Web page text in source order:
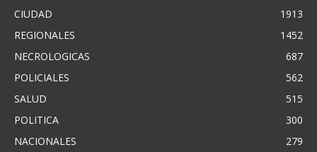
CIUDAD
1913
REGIONALES
1452
NECROLOGICAS
687
POLICIALES
562
SALUD
515
POLITICA
300
NACIONALES
279